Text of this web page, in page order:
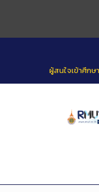
ผู้สนใจเข้าศึกษ